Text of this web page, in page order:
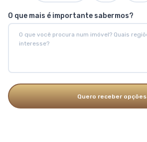
O que mais é importante sabermos?
Quero receber opções